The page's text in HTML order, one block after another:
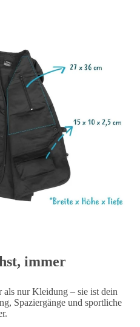
immer
als nur Kleidung – sie ist dein
Spaziergänge und sportliche